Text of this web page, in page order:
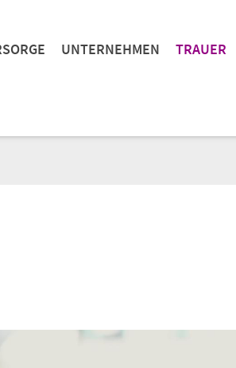
UNTERNEHMEN TRAUER